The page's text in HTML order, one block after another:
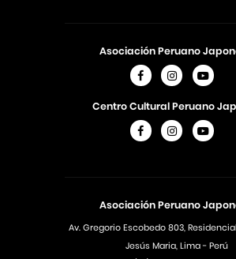
Asociación Peruano
Av. Gregorio Escobedo 803,
Jesús Maria, Lima - Perú
Asociación Peruano
Centro Cultural Peruano